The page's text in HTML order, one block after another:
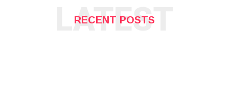
RECENT POSTS
LATEST